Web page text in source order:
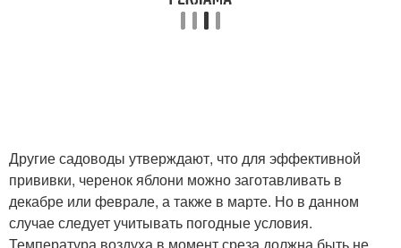
Другие садоводы утверждают, что для эффективной
прививки, черенок яблони можно заготавливать в
декабре или феврале, а также в марте. Но в данном
случае следует учитывать погодные условия.